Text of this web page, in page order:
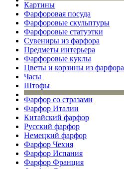
Картины
Фарфоровая посуда
Фарфоровые скульптуры
Фарфоровые статуэтки
Сувениры из фарфора
Предметы интерьера
Фарфоровые куклы
Цветы и корзины из фарфора
Часы
Штофы
Фарфор со стразами
Фарфор Италии
Китайский фарфор
Русский фарфор
Немецкий фарфор
Фарфор Чехия
Фарфор Испания
Фарфор Франция